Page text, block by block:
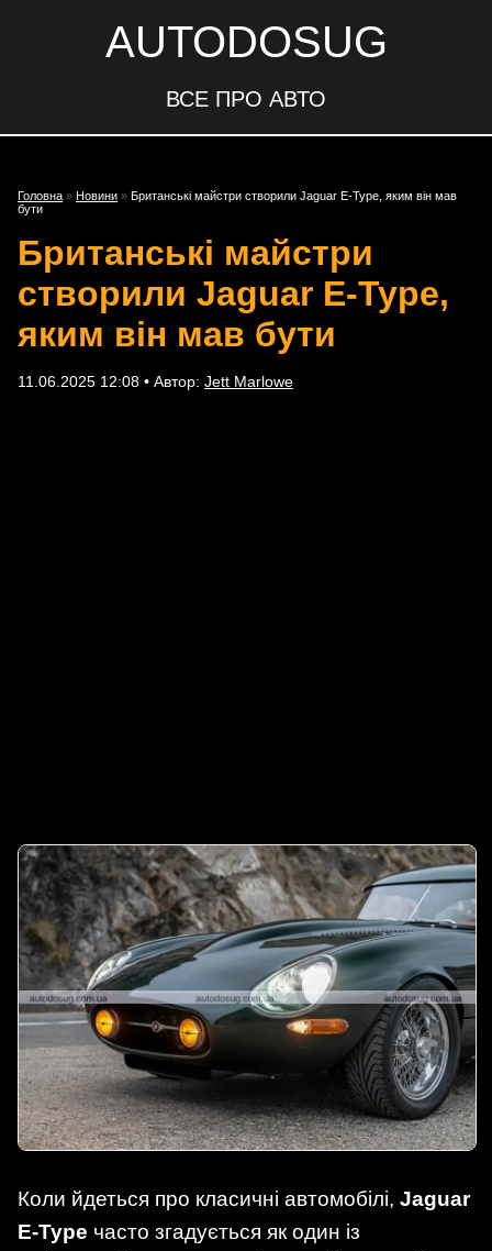
AUTODOSUG
ВСЕ ПРО АВТО
Головна » Новини » Британські майстри створили Jaguar E-Type, яким він мав
бути
Британські майстри
створили Jaguar E-Type,
яким він мав бути
11.06.2025 12:08 • Автор: Jett Marlowe
Коли йдеться про класичні автомобілі, Jaguar
E-Type часто згадується як один із